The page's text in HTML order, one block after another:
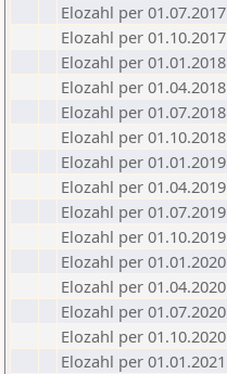
Elozahl per 01.07.2017
Elozahl per 01.10.2017
Elozahl per 01.01.2018
Elozahl per 01.04.2018
Elozahl per 01.07.2018
Elozahl per 01.10.2018
Elozahl per 01.01.2019
Elozahl per 01.04.2019
Elozahl per 01.07.2019
Elozahl per 01.10.2019
Elozahl per 01.01.2020
Elozahl per 01.04.2020
Elozahl per 01.07.2020
Elozahl per 01.10.2020
Elozahl per 01.01.2021